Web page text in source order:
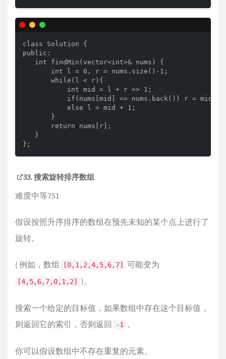
class Solution {
public:
   int findMin(vector<int>& nums) {
       int l = 0, r = nums.size()-1;
       while(l < r){
           int mid = l + r >> 1;
           if(nums[mid] <= nums.back()) r = mid;
           else l = mid + 1;
       }
       return nums[r];
   }
};
33. 搜索旋转排序数组
难度中等751
假设按照升序排序的数组在预先未知的某个点上进行了
旋转。
( 例如，数组 [0,1,2,4,5,6,7] 可能变为
[4,5,6,7,0,1,2] )。
搜索一个给定的目标值，如果数组中存在这个目标值，
则返回它的索引，否则返回
-1 。
你可以假设数组中不存在重复的元素。